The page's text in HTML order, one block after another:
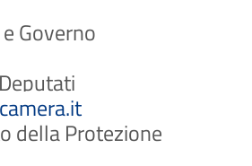
Governo
della Protezione